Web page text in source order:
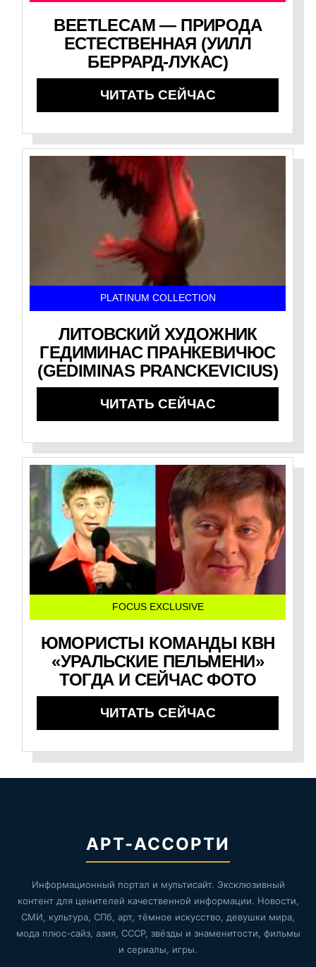
BEETLECAM — ПРИРОДА
ЕСТЕСТВЕННАЯ (УИЛЛ
БЕРРАРД-ЛУКАС)
ЧИТАТЬ СЕЙЧАС
PLATINUM COLLECTION
ЛИТОВСКИЙ ХУДОЖНИК
ГЕДИМИНАС ПРАНКЕВИЧЮС
(GEDIMINAS PRANCKEVICIUS)
ЧИТАТЬ СЕЙЧАС
FOCUS EXCLUSIVE
ЮМОРИСТЫ КОМАНДЫ КВН
«УРАЛЬСКИЕ ПЕЛЬМЕНИ»
ТОГДА И СЕЙЧАС ФОТО
ЧИТАТЬ СЕЙЧАС
АРТ-АССОРТИ
Информационный портал и мультисайт. Эксклюзивный
контент для ценителей качественной информации. Новости,
СМИ, культура, СПб, арт, тёмное искусство, девушки мира,
мода плюс-сайз, азия, СССР, звёзды и знаменитости, фильмы
и сериалы, игры.